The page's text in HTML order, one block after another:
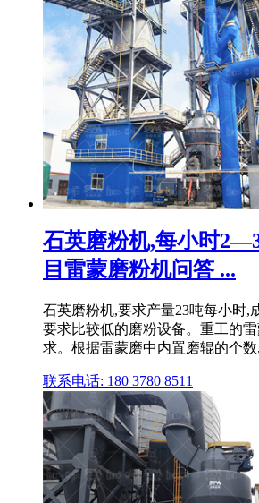
石英磨粉机,每小时
目雷蒙磨粉机问答 ...
石英磨粉机,要求产量23吨每小时,
要求比较低的磨粉设备。重工的
求。根据雷蒙磨中内置磨辊的个
联系电话: 180 3780 8511